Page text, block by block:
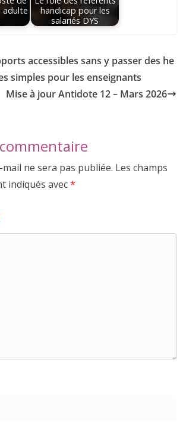
adulte
handicap pour les
salariés DYS
accessibles sans y passer des he
simples pour les enseignants
Mise à jour Antidote 12 – Mars 2026
ne sera pas publiée. Les champs
indiqués avec*